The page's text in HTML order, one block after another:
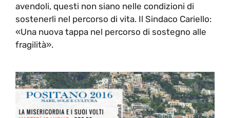
avendoli, questi non siano nelle condizioni di
sostenerli nel percorso di vita. Il Sindaco Cariello:
«Una nuova tappa nel percorso di sostegno alle
fragilità».